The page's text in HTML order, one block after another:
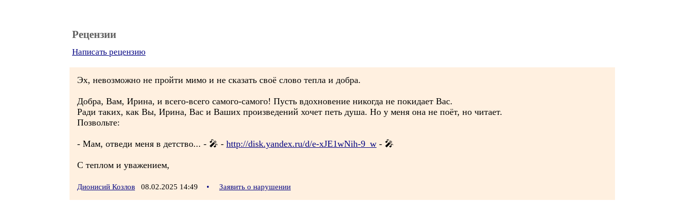
Рецензии
Написать рецензию
Эх, невозможно не пройти мимо и не сказать своё слово тепла и добра.
Добра, Вам, Ирина, и всего-всего самого-самого! Пусть вдохновение никогда не покидает Вас.
Ради таких, как Вы, Ирина, Вас и Ваших произведений хочет петь душа. Но у меня она не поёт, но читает.
Позвольте:
- Мам, отведи меня в детство... - 🎤 - http://disk.yandex.ru/d/e-xJE1wNih-9_w - 🎤
С теплом и уважением,
Дионисий Козлов 08.02.2025 14:49 • Заявить о нарушении